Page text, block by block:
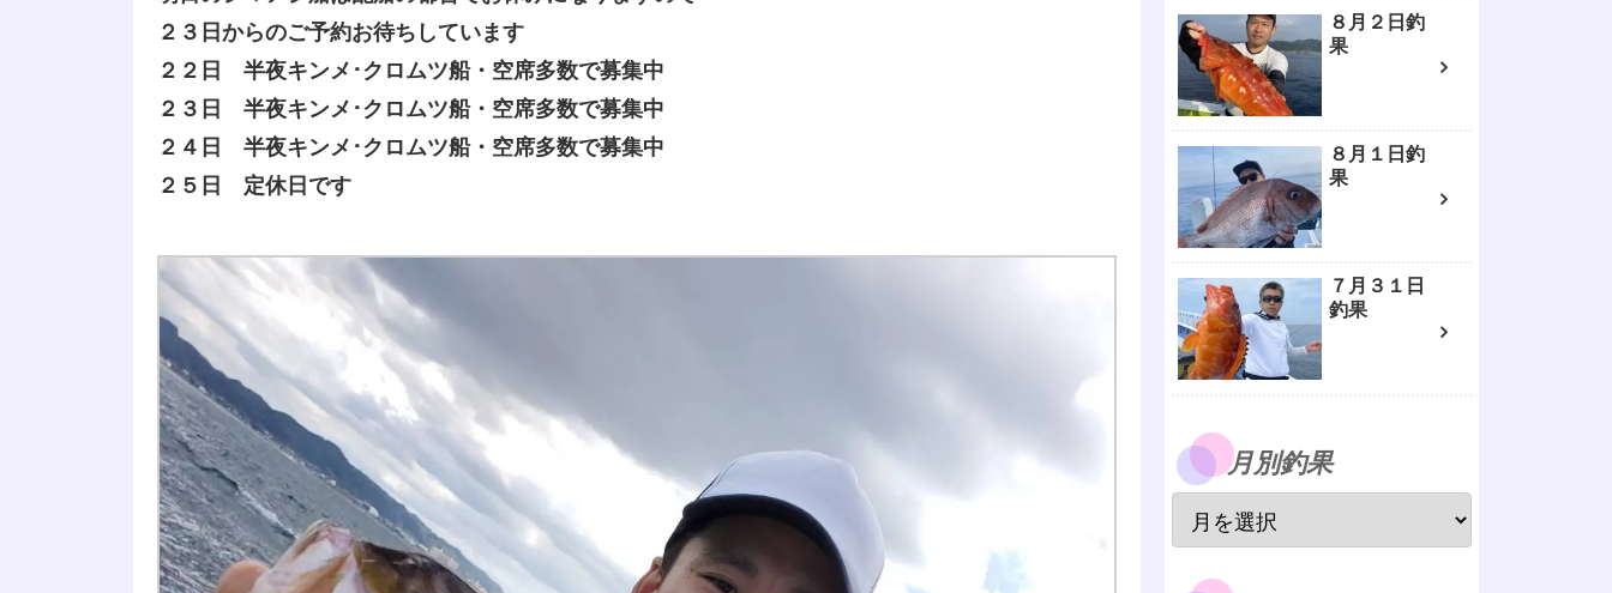
２３日からのご予約お待ちしています
２２日 半夜キンメ･クロムツ船・空席多数で募集中
２３日 半夜キンメ･クロムツ船・空席多数で募集中
２４日 半夜キンメ･クロムツ船・空席多数で募集中
２５日 定休日です
８月２日釣
果
８月１日釣
果
７月３１日
釣果
月別釣果